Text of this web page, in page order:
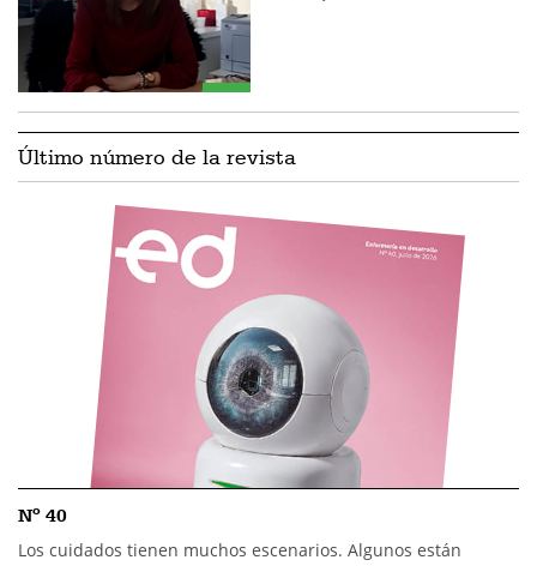
Último número de la revista
Nº 40
Los cuidados tienen muchos escenarios. Algunos están